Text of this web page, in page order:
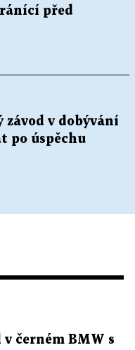
před
závod v dobývání
po úspěchu
v černém BMW s